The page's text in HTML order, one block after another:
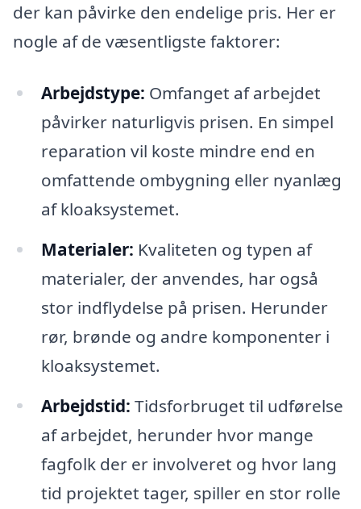
der kan påvirke den endelige pris. Her er
nogle af de væsentligste faktorer:
Arbejdstype: Omfanget af arbejdet
påvirker naturligvis prisen. En simpel
reparation vil koste mindre end en
omfattende ombygning eller nyanlæg
af kloaksystemet.
Materialer: Kvaliteten og typen af
materialer, der anvendes, har også
stor indflydelse på prisen. Herunder
rør, brønde og andre komponenter i
kloaksystemet.
Arbejdstid: Tidsforbruget til udførelse
af arbejdet, herunder hvor mange
fagfolk der er involveret og hvor lang
tid projektet tager, spiller en stor rolle